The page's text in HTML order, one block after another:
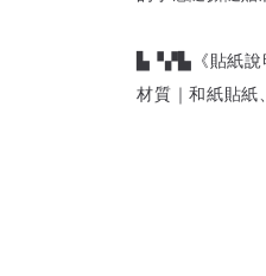
▙▝▞▙《貼紙
材質｜和紙貼